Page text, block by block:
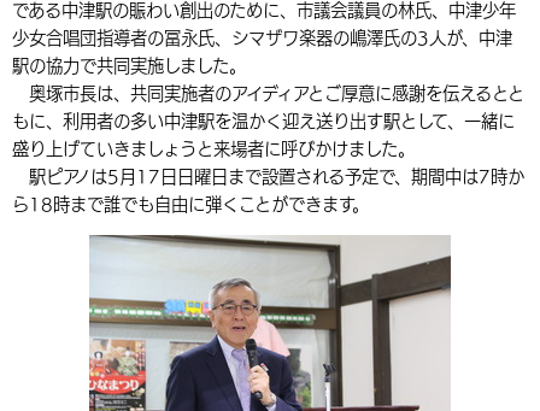
中国語（繁体字） 韓国語（한국어）
組織案内
環境・衛生 生涯学習・スポーツ・人権
選挙
都市整備
手当・助成 健康・医療
相談・支援・情報
観光なび スポットを探す
遊ぶ・体験する
買う・おみやげ 四季のイベント・祭り
移住・定住
市政情報
中津市について
地方創生・地域活性化 広報・広聴
行政・計画
である中津駅の賑わい創出のために、市議会議員の林氏、中津少年
少女合唱団指導者の冨永氏、シマザワ楽器の嶋澤氏の3人が、中津
駅の協力で共同実施しました。
奥塚市長は、共同実施者のアイディアとご厚意に感謝を伝えるとと
もに、利用者の多い中津駅を温かく迎え送り出す駅として、一緒に
盛り上げていきましょうと来場者に呼びかけました。
駅ピアノは5月17日日曜日まで設置される予定で、期間中は7時か
ら18時まで誰でも自由に弾くことができます。